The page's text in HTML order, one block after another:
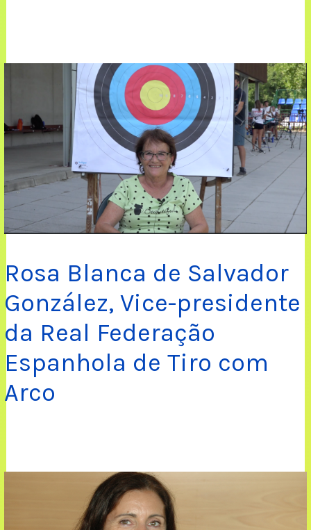
Rosa Blanca de Salvador
González, Vice-presidente
da Real Federação
Espanhola de Tiro com
Arco